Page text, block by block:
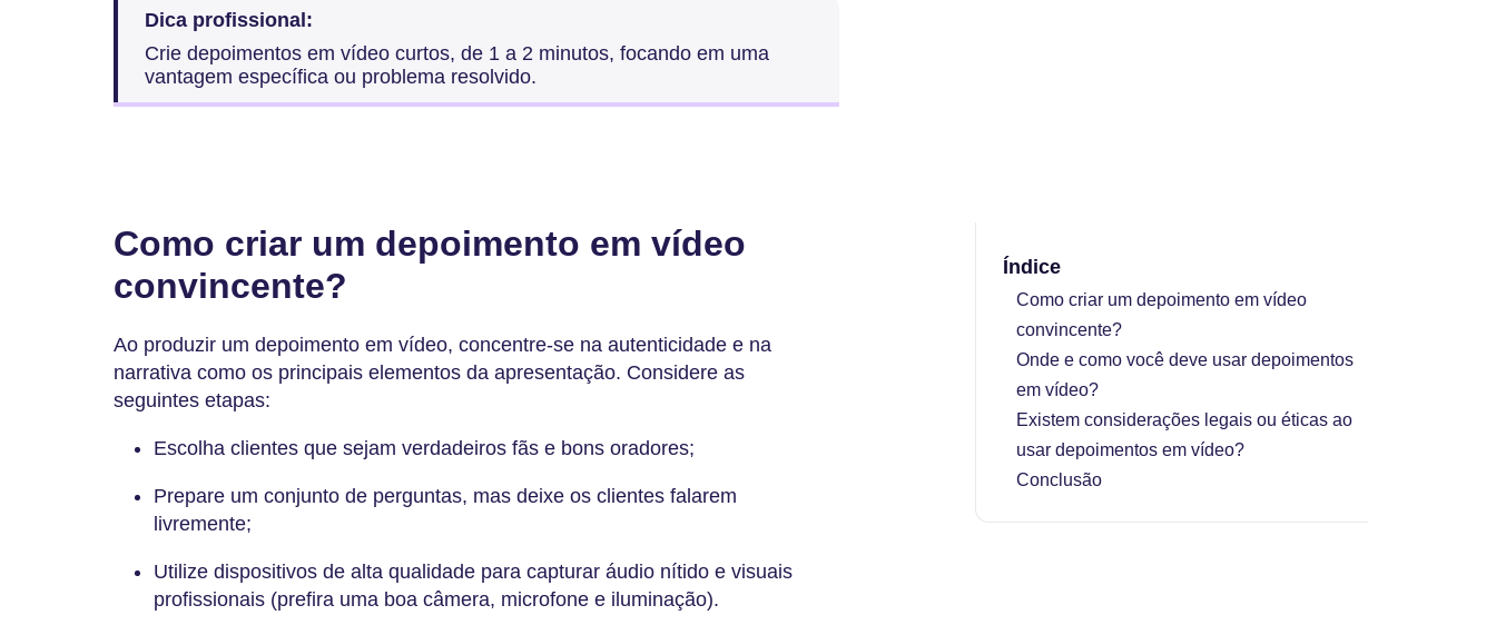
Dica profissional:
Crie depoimentos em vídeo curtos, de 1 a 2 minutos, focando em uma
vantagem específica ou problema resolvido.
Como criar um depoimento em vídeo
convincente?
Ao produzir um depoimento em vídeo, concentre-se na autenticidade e na
narrativa como os principais elementos da apresentação. Considere as
seguintes etapas:
Escolha clientes que sejam verdadeiros fãs e bons oradores;
Prepare um conjunto de perguntas, mas deixe os clientes falarem
livremente;
Utilize dispositivos de alta qualidade para capturar áudio nítido e visuais
profissionais (prefira uma boa câmera, microfone e iluminação).
Índice
Como criar um depoimento em vídeo
convincente?
Onde e como você deve usar depoimentos
em vídeo?
Existem considerações legais ou éticas ao
usar depoimentos em vídeo?
Conclusão